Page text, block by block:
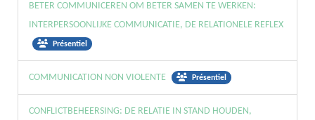
BETER COMMUNICEREN OM BETER SAMEN TE WERKEN:
INTERPERSOONLIJKE COMMUNICATIE, DE RELATIONELE REFLEX
Présentiel
COMMUNICATION NON VIOLENTE Présentiel
CONFLICTBEHEERSING: DE RELATIE IN STAND HOUDEN,